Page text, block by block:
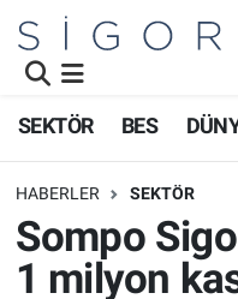
SEKTÖR BES
HABERLER SEKTÖR
Sompo
1 milyon
Namaz Vakitleri
Trafik Durumu